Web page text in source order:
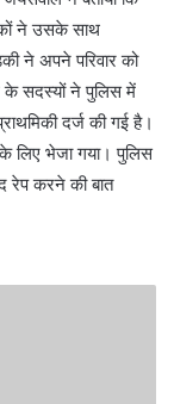
ने उसके साथ
ने अपने परिवार को
के सदस्यों ने पुलिस में
दर्ज की गई है।
लिए भेजा गया। पुलिस
रेप करने की बात